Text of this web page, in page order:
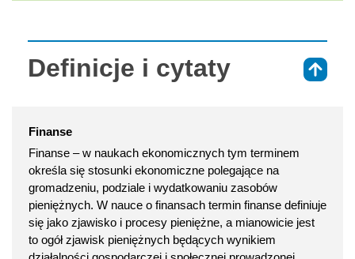
Definicje i cytaty
Finanse
Finanse – w naukach ekonomicznych tym terminem
określa się stosunki ekonomiczne polegające na
gromadzeniu, podziale i wydatkowaniu zasobów
pieniężnych. W nauce o finansach termin finanse definiuje
się jako zjawisko i procesy pieniężne, a mianowicie jest
to ogół zjawisk pieniężnych będących wynikiem